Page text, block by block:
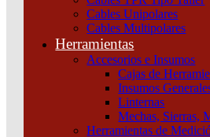
Cables Unipolares
Cables Multipolares
Herramientas
Accesorios e Insumos
Cajas de
Insumos
Linternas
Mechas, Sierras,
Herramientas de
Nsx250F 36 Ka A 415 Vca Unidad De